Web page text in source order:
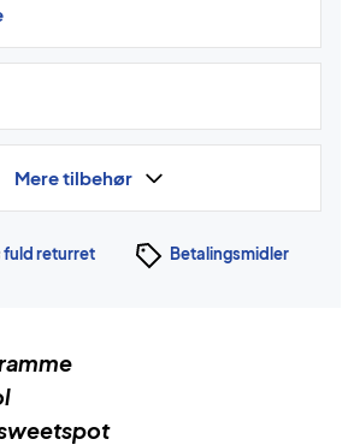
Mere tilbehør
fuld returret Betalingsmidler